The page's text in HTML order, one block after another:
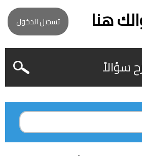
تسجيل الدخول
سؤالاً